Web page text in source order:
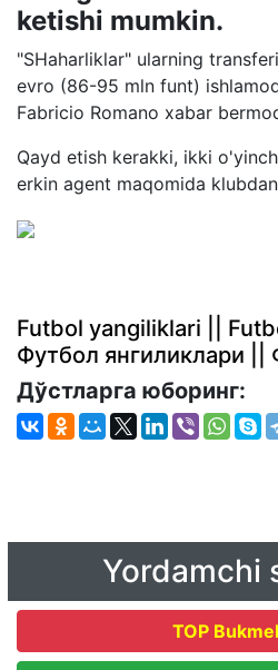
ketishi mumkin.
"SHaharliklar" ularning
evro (86-95 mln funt)
Fabricio Romano xabar
Qayd etish kerakki, ikki
erkin agent maqomida
Futbol yangiliklari ||
Футбол янгиликлари ||
Дўстларга юборинг:
Yordamchi
TOP